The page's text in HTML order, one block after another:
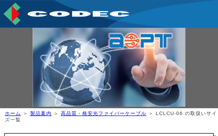
ホーム ＞ 製品案内 ＞ 高品質・格安光ファイバーケーブル ＞ LCLCU-06 の取扱いサイ
ズ一覧